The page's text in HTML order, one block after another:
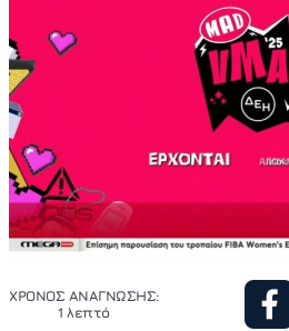
ΧΡΟΝΟΣ ΑΝΑΓΝΩΣΗΣ:
1 λεπτό